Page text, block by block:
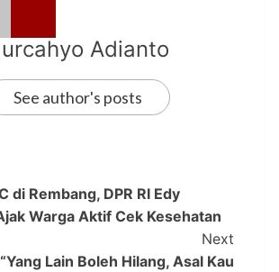
Adianto
See author's posts
di Rembang, DPR RI Edy
Warga Aktif Cek Kesehatan
Next
Lain Boleh Hilang, Asal Kau